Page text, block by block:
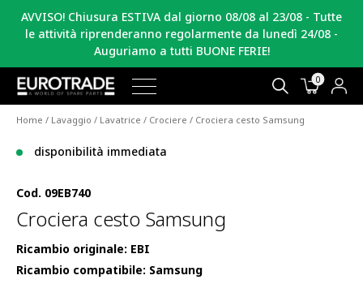
AVVISO! Chiusura ESTIVA dal giorno 08/08 al 23/08 - Tutte
le attività riprenderanno regolarmente da lunedì 24/08 -
Auguriamo a tutti BUONE FERIE!
0
Home / Lavaggio / Lavatrice / Crociere / Crociera cesto Samsung
disponibilità immediata
Cod. 09EB740
Crociera cesto Samsung
Ricambio originale: EBI
Ricambio compatibile: Samsung